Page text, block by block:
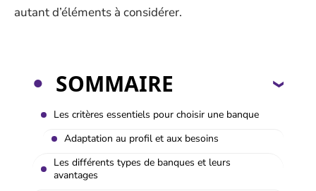
autant d’éléments à considérer.
SOMMAIRE
Les critères essentiels pour choisir une banque
Adaptation au profil et aux besoins
Les différents types de banques et leurs
avantages